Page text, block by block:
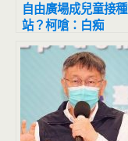
自由廣場成兒童接種
站？柯嗆：白痴